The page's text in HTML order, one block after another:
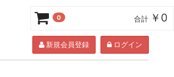
新規会員登録 ログイン
0 合計 ￥0